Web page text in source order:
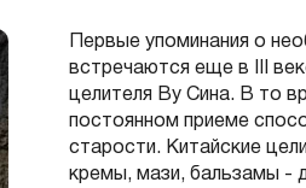
Первые упоминания о
встречаются еще в III
целителя Ву Сина. В то
постоянном приеме
старости. Китайские
кремы, мази, бальзамы -